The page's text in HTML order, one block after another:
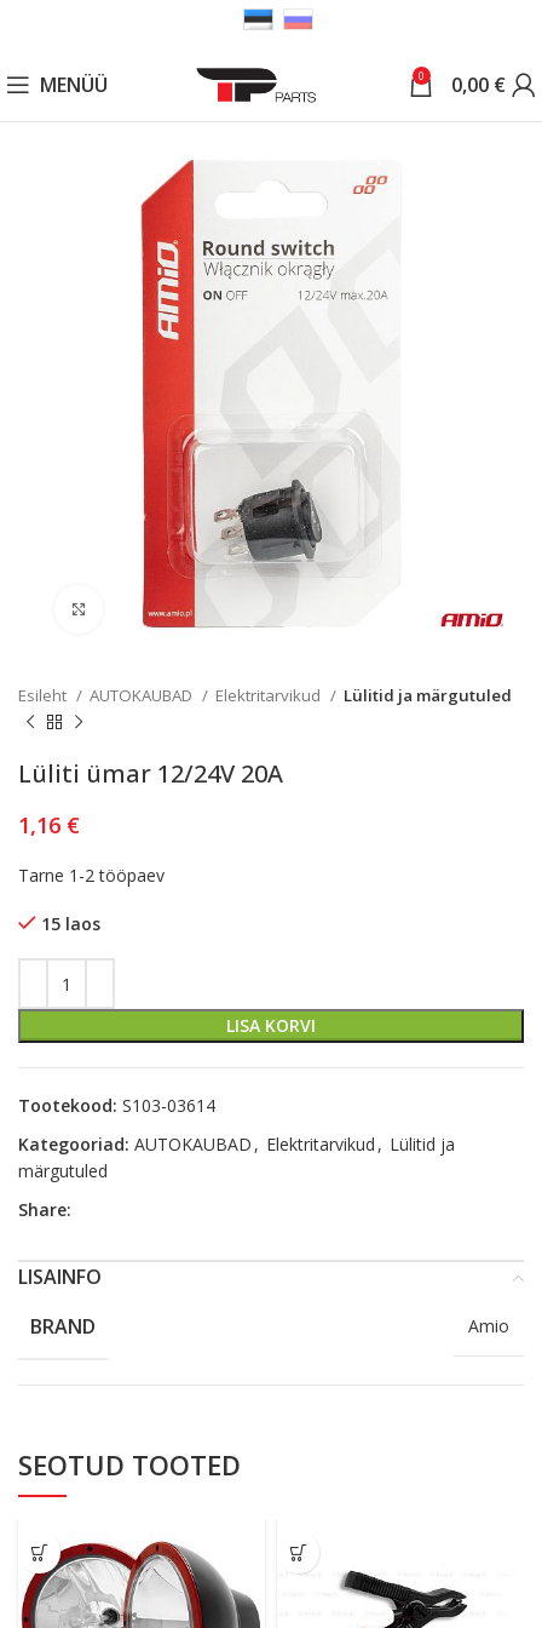
MENÜÜ 0 0,00 €
Kliki lülitamiseks
Esileht AUTOKAUBAD Elektritarvikud Lülitid ja märgutuled
Lüliti ümar 12/24V 20A
1,16 €
Tarne 1-2 tööpaev
15 laos
LISA KORVI
Tootekood: S103-03614
Kategooriad: AUTOKAUBAD , Elektritarvikud , Lülitid ja
märgutuled
Share:
LISAINFO
BRAND
Amio
SEOTUD TOOTED